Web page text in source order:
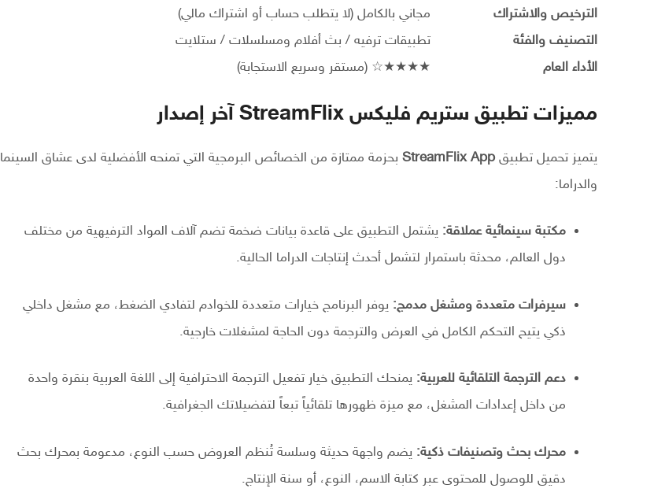
الترخيص والاشتراك
مجاني بالكامل (لا يتطلب حساب أو اشتراك مالي)
التصنيف والفئة
تطبيقات ترفيه / بث أفلام ومسلسلات / ستلايت
الأداء العام
★★★★☆ (مستقر وسريع الاستجابة)
مميزات تطبيق ستريم فليكس StreamFlix آخر إصدار
يتميز تحميل تطبيق StreamFlix App بحزمة ممتازة من الخصائص البرمجية التي تمنحه الأفضلية لدى عشاق السينما
والدراما:
مكتبة سينمائية عملاقة: يشتمل التطبيق على قاعدة بيانات ضخمة تضم آلاف المواد الترفيهية من مختلف
دول العالم، محدثة باستمرار لتشمل أحدث إنتاجات الدراما الحالية.
سيرفرات متعددة ومشغل مدمج: يوفر البرنامج خيارات متعددة للخوادم لتفادي الضغط، مع مشغل داخلي
ذكي يتيح التحكم الكامل في العرض والترجمة دون الحاجة لمشغلات خارجية.
دعم الترجمة التلقائية للعربية: يمنحك التطبيق خيار تفعيل الترجمة الاحترافية إلى اللغة العربية بنقرة واحدة
من داخل إعدادات المشغل، مع ميزة ظهورها تلقائياً تبعاً لتفضيلاتك الجغرافية.
محرك بحث وتصنيفات ذكية: يضم واجهة حديثة وسلسة تُنظم العروض حسب النوع، مدعومة بمحرك بحث
دقيق للوصول للمحتوى عبر كتابة الاسم، النوع، أو سنة الإنتاج.